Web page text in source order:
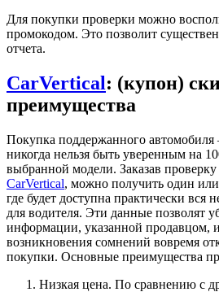
Для покупки проверки можно
промокодом. Это позволит
отчета.
CarVertical: (купон)
преимущества
Покупка поддержанного автомобиля
никогда нельзя быть уверенным на
выбранной модели. Заказав
CarVertical, можно получить один
где будет доступна практически вся
для водителя. Эти данные позволят
информации, указанной продавцом,
возникновения сомнений вовремя
покупки. Основные преимущества
Низкая цена. По сравнению с